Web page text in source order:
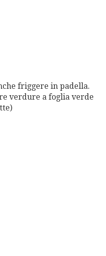
friggere in padella.
verdure a foglia verde